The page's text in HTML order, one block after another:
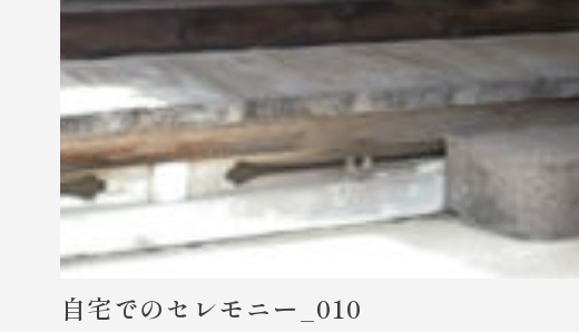
自宅でのセレモニー_010